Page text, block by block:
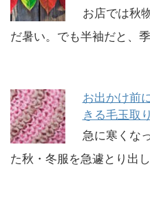
お店では秋
だ暑い。でも半袖だと、
お出かけ前
きる毛玉取
急に寒くな
た秋・冬服を急遽とり出